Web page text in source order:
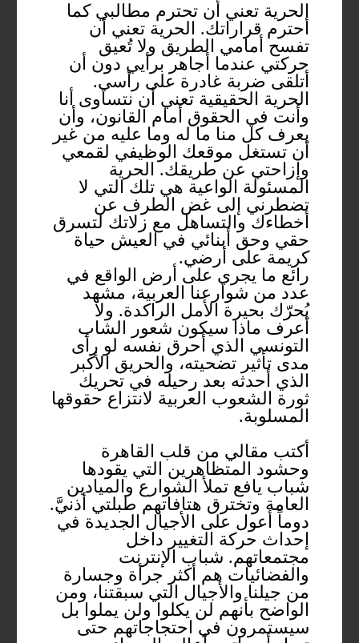
الحرية تعني أن تحترم مطالبي كما
أحترم قراراتك. الحرية تعني أن
تفسح أمامي الطريق ولا تُعيق
حركتي عندما أجاهر برأيي دون أن
أتلقى ضربة غادرة على رأسي.
الحرية الحقيقية تعني أن نتساوى أنا
وأنت في الحقوق أمام القانون، وأن
يعرف كل منا ما له وما عليه من غير
أن تستغل موقعك الوظيفي لقمعي
وإزاحتي عن طريقك. الحرية
المسئولة الواعية هي تلك التي لا
تضطرني إلى غض الطرف عن
أخطاءك والتساهل مع زلاتك لتسرق
حقي وحق أبنائي في العيش حياة
كريمة على أرضي.
رائع ما يجري على أرض الواقع في
عدد من شوارعنا العربية، مشهد
يُحرّك بحيرة الأمل الراكدة. ولا
أعرف ماذا سيكون شعور الشاب
التونسي الذي أحرق نفسه لو رأى
مدى تأثير تضحيته، والحريق الأكبر
الذي أحدثه بعد رحيله في تحريك
ثورة الشعوب العربية لانتزاع حقوقها
المسلوبة.
أكتب مقالي من قلب القاهرة
وحشود المتظاهرين التي يقودها
شباب يافع تملأ الشوارع والميادين
العامة وتخترق هتافاتهم طبلتي أذنيَّ.
دوماً أعول على الأجيال الجديدة في
إحداث حركة التغيير داخل
مجتمعاتهم. شباب الإنترنت
والفضائيات هم أكثر جرأة وجسارة
من جيلنا والأجيال التي سبقتنا، ومن
الواضح بأنهم لن يكلوا ولن يملوا بل
سيستمرون في احتجاجاتهم حتى